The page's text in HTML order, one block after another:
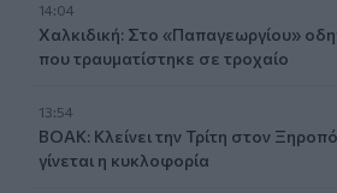
14:04
Χαλκιδική: Στο «Παπαγεωργίου»
που τραυματίστηκε σε τροχαίο
13:54
ΒΟΑΚ: Κλείνει την Τρίτη στον
γίνεται η κυκλοφορία